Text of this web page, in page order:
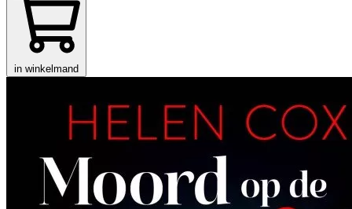
in winkelmand